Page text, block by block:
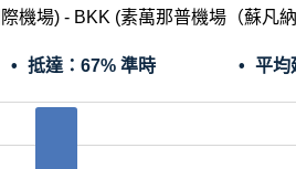
機場) - BKK (素萬那普機場（蘇凡
抵達： 67% 準時 平均